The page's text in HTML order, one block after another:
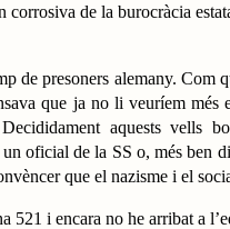
corrosiva de la burocràcia
de presoners alemany. Com
que ja no li veuríem més
aquests vells
oficial de la SS o, més ben
que el nazisme i el
521 i encara no he arribat a